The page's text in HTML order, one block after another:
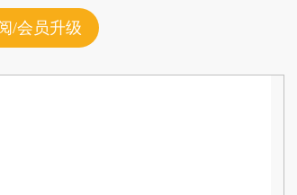
/会员升级